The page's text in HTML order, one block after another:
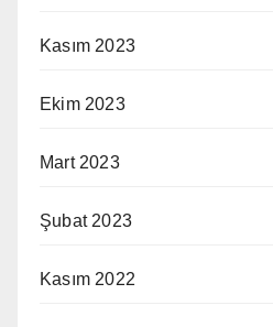
Kasım 2023
Ekim 2023
Mart 2023
Şubat 2023
Kasım 2022